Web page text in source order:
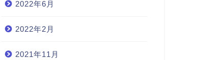
2022年6月
2022年2月
2021年11月